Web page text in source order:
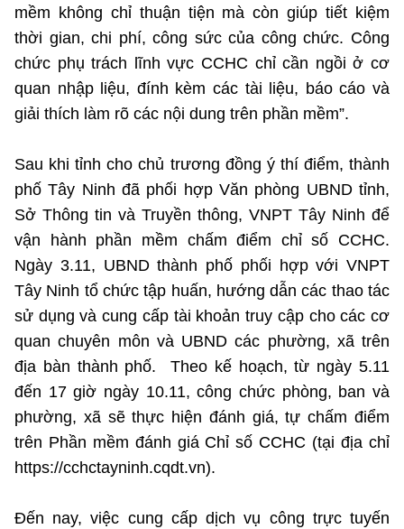
Chọn ngôn ngữ
Vietnamese English
MINISTRY OF SCIENCE AND TECHNOLOGY
Điều khoản sử dụng Theo dõi MST: Góp ý
Cơ quan chủ quản: Bộ Khoa học và Công nghệ (MST)
Chịu trách nhiệm nội dung: Nguyễn Thị Hải Hằng
Giám đốc Trung tâm Truyền thông Khoa học và Công nghệ.
Liên hệ
Địa chỉ: Ban Biên tập Cổng TTĐT - 18 Nguyễn Du, TP. Hà Nội
Điện thoại: 024 3936 9506
Email:stc@mst.gov.vn
©2026 Bản quyền thuộc Bộ Khoa Học và Công Nghệ
(Ghi rõ nguồn "https://mst.gov.vn" khi phát hành lại thông tin từ
website này)
mềm không chỉ thuận tiện mà còn giúp tiết kiệm
thời gian, chi phí, công sức của công chức. Công
chức phụ trách lĩnh vực CCHC chỉ cần ngồi ở cơ
quan nhập liệu, đính kèm các tài liệu, báo cáo và
giải thích làm rõ các nội dung trên phần mềm”.
Sau khi tỉnh cho chủ trương đồng ý thí điểm, thành
phố Tây Ninh đã phối hợp Văn phòng UBND tỉnh,
Sở Thông tin và Truyền thông, VNPT Tây Ninh để
vận hành phần mềm chấm điểm chỉ số CCHC.
Ngày 3.11, UBND thành phố phối hợp với VNPT
Tây Ninh tổ chức tập huấn, hướng dẫn các thao tác
sử dụng và cung cấp tài khoản truy cập cho các cơ
quan chuyên môn và UBND các phường, xã trên
địa bàn thành phố. Theo kế hoạch, từ ngày 5.11
đến 17 giờ ngày 10.11, công chức phòng, ban và
phường, xã sẽ thực hiện đánh giá, tự chấm điểm
trên Phần mềm đánh giá Chỉ số CCHC (tại địa chỉ
https://cchctayninh.cqdt.vn).
Đến nay, việc cung cấp dịch vụ công trực tuyến